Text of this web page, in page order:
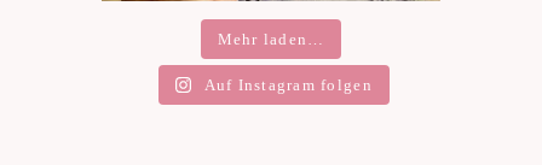
Mehr laden…
Auf Instagram folgen